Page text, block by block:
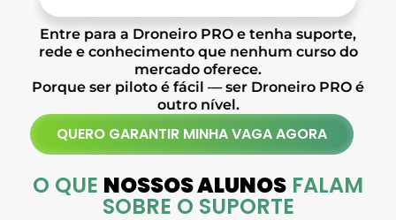
Entre para a Droneiro PRO e tenha suporte,
rede e conhecimento que nenhum curso do
mercado oferece.
Porque ser piloto é fácil — ser Droneiro PRO é
outro nível.
QUERO GARANTIR MINHA VAGA AGORA
O QUE NOSSOS ALUNOS FALAM
SOBRE O SUPORTE